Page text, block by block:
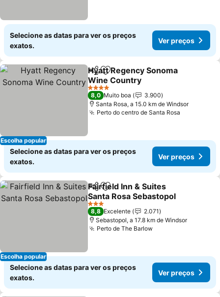
Selecione as datas para ver os preços
exatos.
Ver preços
Escolha popular
PartilharAdicionar aos favoritos
Hyatt Regency Sonoma
Wine Country
Ver preços
4 Estrelas
8,0 Muito boa
3.900
Santa Rosa, a 15.0 km de Windsor
Perto do centro de Santa Rosa
Selecione as datas para ver os preços
exatos.
Ver preços
Escolha popular
PartilharAdicionar aos favoritos
Fairfield Inn & Suites
Santa Rosa Sebastopol
Ver preços
3 Estrelas
8,8 Excelente
2.071
Sebastopol, a 17.8 km de Windsor
Perto de The BarlowVer preços
Selecione as datas para ver os preços
exatos.
Ver preços